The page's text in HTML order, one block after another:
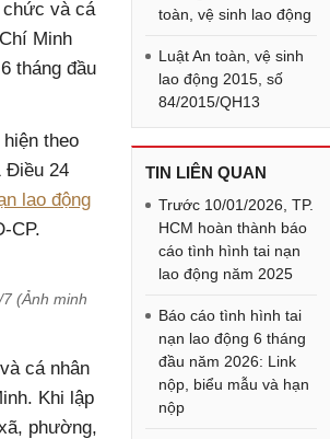
và cá
Minh
tháng đầu
theo
Điều 24
lao động
CP.
(Ảnh minh
cá nhân
Khi lập
phường,
toàn, vệ sinh lao động
Luật An toàn, vệ sinh
lao động 2015, số
84/2015/QH13
TIN LIÊN QUAN
Trước 10/01/2026, TP.
HCM hoàn thành báo
cáo tình hình tai nạn
lao động năm 2025
Báo cáo tình hình tai
nạn lao động 6 tháng
đầu năm 2026: Link
nộp, biểu mẫu và hạn
nộp